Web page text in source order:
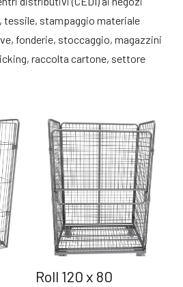
stampaggio materiale
fonderie, stoccaggio, magazzini
raccolta cartone, settore
Roll 120 x 80